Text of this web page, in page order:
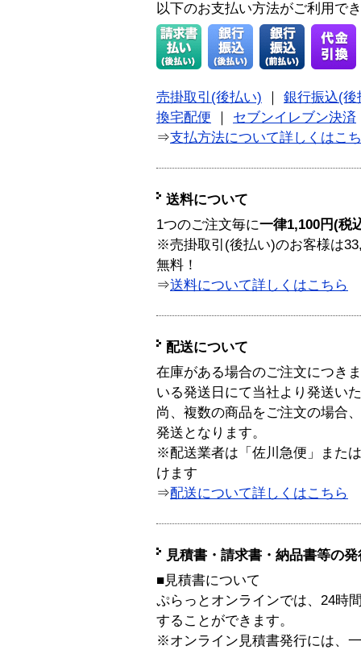
以下のお支払い方法がご利用で
売掛取引(後払い)
銀行振込(後
換宅配便
セブンイレブン決済
⇒支払方法について詳しくはこ
送料について
1つのご注文毎に一律1,100円(税
※売掛取引(後払い)のお客様は
無料！
⇒送料について詳しくはこちら
配送について
在庫がある場合のご注文につき
いる発送日にて当社より発送い
尚、複数の商品をご注文の場合
発送となります。
※配送業者は「佐川急便」また
けます
⇒配送について詳しくはこちら
見積書・請求書・納品書等の
■見積書について
ぷらっとオンラインでは、24時
することができます。
※オンライン見積書発行には、